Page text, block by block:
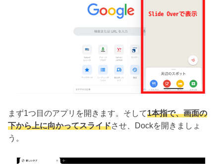
まず1つ目のアプリを開きます。そして1本指で、画面の
下から上に向かってスライドさせ、Dockを開きましょ
う。